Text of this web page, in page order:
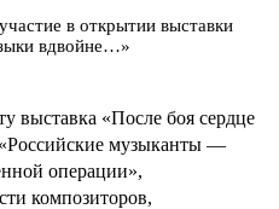
выставка «После боя сердце
музыканты —
операции»,
композиторов,